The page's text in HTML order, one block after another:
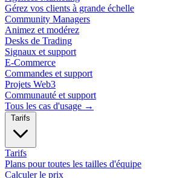
Gérez vos clients à grande échelle
Community Managers
Animez et modérez
Desks de Trading
Signaux et support
E-Commerce
Commandes et support
Projets Web3
Communauté et support
Tous les cas d'usage →
Tarifs
Tarifs
Plans pour toutes les tailles d'équipe
Calculer le prix